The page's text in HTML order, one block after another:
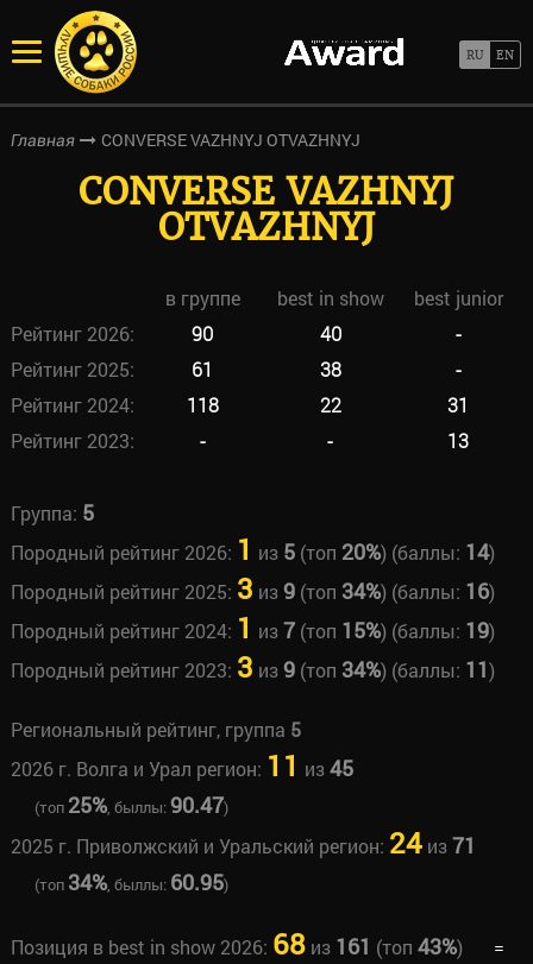
Главная CONVERSE VAZHNYJ OTVAZHNYJ
CONVERSE VAZHNYJ
OTVAZHNYJ
в группе best in show
best junior
Рейтинг 2026:
90 40
-
Рейтинг 2025:
61 38
-
Рейтинг 2024:
118 22
31
Рейтинг 2023:
- - 13
Группа: 5
Породный рейтинг 2026: 1 из 5(топ 20%) (баллы: 14)
Породный рейтинг 2025: 3 из9(топ 34%) (баллы: 16)
Породный рейтинг 2024: 1 из7(топ 15%) (баллы: 19)
Породный рейтинг 2023: 3 из9(топ 34%) (баллы: 11)
Региональный рейтинг, группа 5
2026 г. Волга и Урал регион: 11 из45
(топ 25%, быллы:90.47)
2025 г. Приволжский и Уральский регион: 24из71
(топ 34%, быллы: 60.95)
Позиция в best in show 2026: 68из 161 (топ 43%)
=